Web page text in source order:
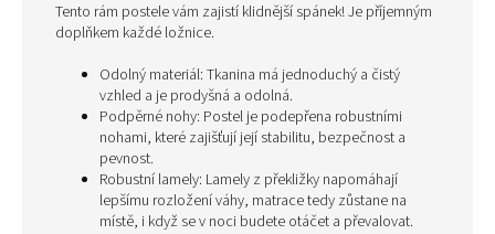
Tento rám postele vám zajistí klidnější spánek! Je příjemným
doplňkem každé ložnice.
Odolný materiál: Tkanina má jednoduchý a čistý
vzhled a je prodyšná a odolná.
Podpěrné nohy: Postel je podepřena robustními
nohami, které zajišťují její stabilitu, bezpečnost a
pevnost.
Robustní lamely: Lamely z překližky napomáhají
lepšímu rozložení váhy, matrace tedy zůstane na
místě, i když se v noci budete otáčet a převalovat.